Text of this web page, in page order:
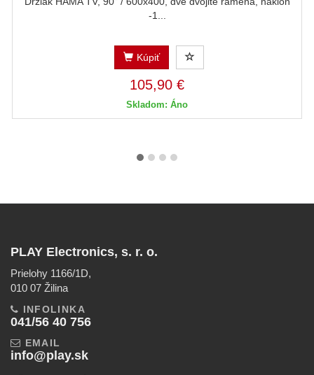
-1...
Kúpiť
105,90 €
Skladom: Áno
PLAY Electronics, s. r. o.
Prielohy 1166/1D,
010 07 Žilina
INFOLINKA
041/56 40 756
EMAIL
info@play.sk